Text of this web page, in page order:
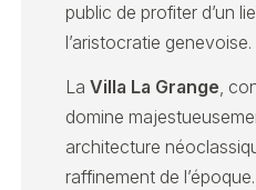
public de profiter d’un
l’aristocratie genevoise.
LaVilla La Grange,
domine
architecture
raffinement de